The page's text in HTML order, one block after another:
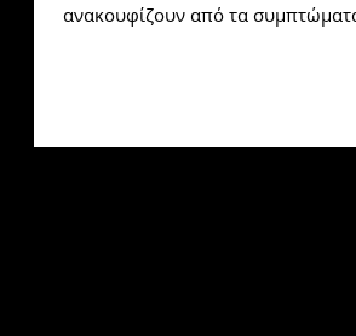
ανακουφίζουν από τα